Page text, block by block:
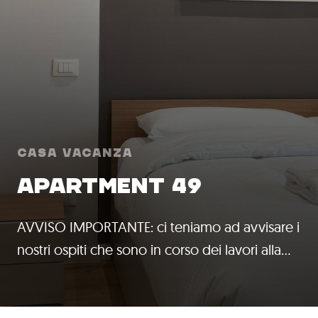
Casa Vacanza
APARTMENT 49
AVVISO IMPORTANTE: ci teniamo ad avvisare i
nostri ospiti che sono in corso dei lavori alla…